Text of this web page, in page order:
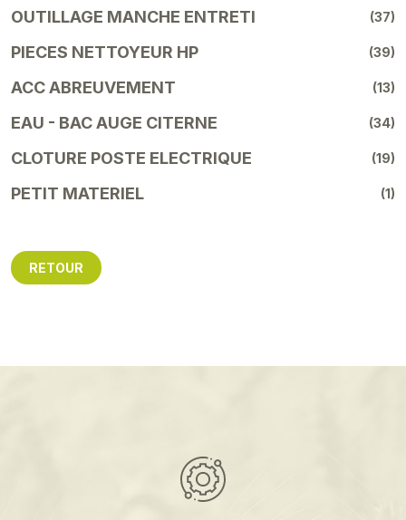
OUTILLAGE MANCHE ENTRETI (37)
PIECES NETTOYEUR HP (39)
ACC ABREUVEMENT (13)
EAU - BAC AUGE CITERNE (34)
CLOTURE POSTE ELECTRIQUE (19)
PETIT MATERIEL (1)
RETOUR